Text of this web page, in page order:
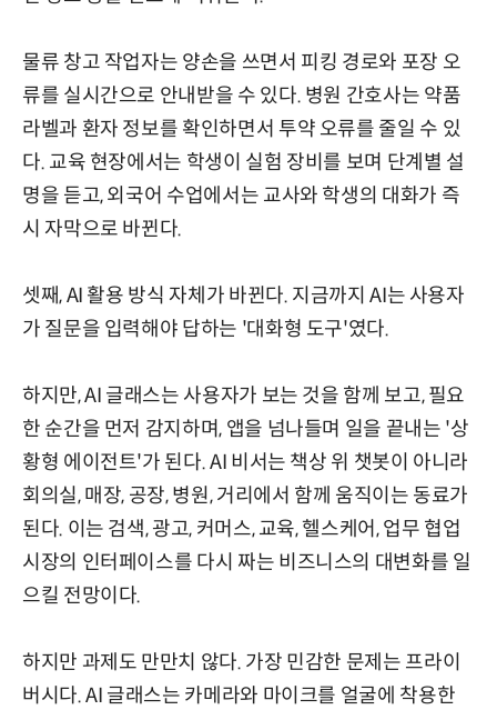
물류 창고 작업자는 양손을 쓰면서 피킹 경로와 포장 오
류를 실시간으로 안내받을 수 있다. 병원 간호사는 약품
라벨과 환자 정보를 확인하면서 투약 오류를 줄일 수 있
다. 교육 현장에서는 학생이 실험 장비를 보며 단계별 설
명을 듣고, 외국어 수업에서는 교사와 학생의 대화가 즉
시 자막으로 바뀐다.
셋째, AI 활용 방식 자체가 바뀐다. 지금까지 AI는 사용자
가 질문을 입력해야 답하는 '대화형 도구'였다.
하지만, AI 글래스는 사용자가 보는 것을 함께 보고, 필요
한 순간을 먼저 감지하며, 앱을 넘나들며 일을 끝내는 '상
황형 에이전트'가 된다. AI 비서는 책상 위 챗봇이 아니라
회의실, 매장, 공장, 병원, 거리에서 함께 움직이는 동료가
된다. 이는 검색, 광고, 커머스, 교육, 헬스케어, 업무 협업
시장의 인터페이스를 다시 짜는 비즈니스의 대변화를 일
으킬 전망이다.
하지만 과제도 만만치 않다. 가장 민감한 문제는 프라이
버시다. AI 글래스는 카메라와 마이크를 얼굴에 착용한